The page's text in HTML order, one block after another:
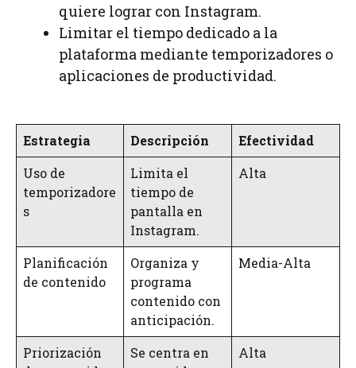
quiere lograr con Instagram.
Limitar el tiempo dedicado a la
plataforma mediante temporizadores o
aplicaciones de productividad.
Estrategia Descripción
Efectividad
Uso de
temporizadore
s
Limita el
tiempo de
pantalla en
Instagram.
Alta
Planificación
de contenido
Organiza y
programa
contenido con
anticipación.
Media-Alta
Priorización
Se centra en
Alta